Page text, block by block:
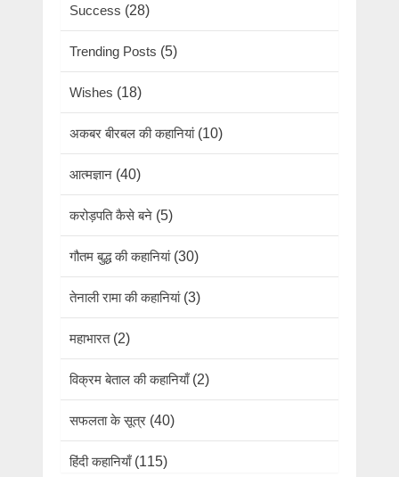
Success (28)
Trending Posts (5)
Wishes (18)
अकबर बीरबल की कहानियां(10)
आत्मज्ञान (40)
करोड़पति कैसे बने (5)
गौतम बुद्ध की कहानियां(30)
तेनाली रामा की कहानियां(3)
महाभारत(2)
विक्रम बेताल की कहानियाँ(2)
सफलता के सूत्र (40)
हिंदी कहानियाँ(115)